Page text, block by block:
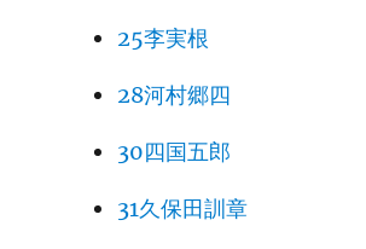
25李実根
28河村郷四
30四国五郎
31久保田訓章